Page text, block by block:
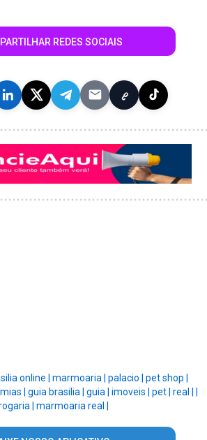
REDES SOCIAIS
online | marmoaria | palacio | pet shop |
| guia brasilia | guia | imoveis | pet | real |
| marmoaria real |